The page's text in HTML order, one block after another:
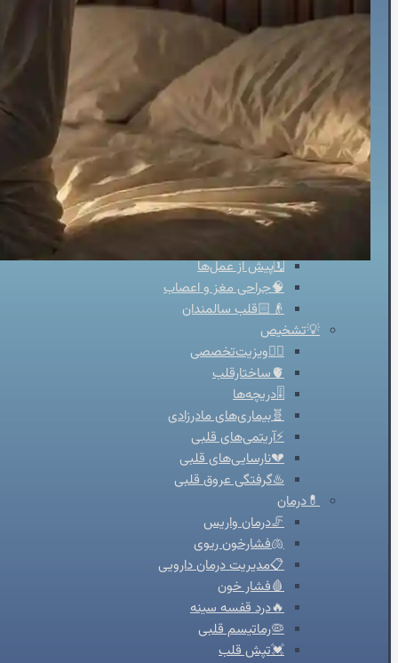
🛡️مشاوره پیشگیری
🍎مشاوره تخصصی تغذیه
🩸بیماران دیابتی
♀️قلب بانوان
🔎چکاپ و غربالگری
🚭مشاوره ترک سیگار
🎗️درمان سرطان سینه
👩‍⚕️مشاوره جراحی زنان
✨جراحی زیبایی
⏳پیش و پس از جراحی
🏥حین درمان سرطان
🗓️پیش از عمل‌ها
🧠جراحی مغز و اعصاب
👴🏻قلب سالمندان
💡تشخیص
👨‍⚕️ویزیت‌تخصصی
🫀ساختارقلب
🎚️دریچه‌ها
🧬بیماری‌های مادرزادی
⚡آریتمی‌های قلبی
💔نارسایی‌های قلبی
♨️گرفتگی عروق قلبی
💊درمان
🦵درمان واریس
🫁فشارخون ریوی
📋مدیریت درمان دارویی
🩸فشار خون
🔥درد قفسه سینه
🦠رماتیسم قلبی
💓تپش قلب